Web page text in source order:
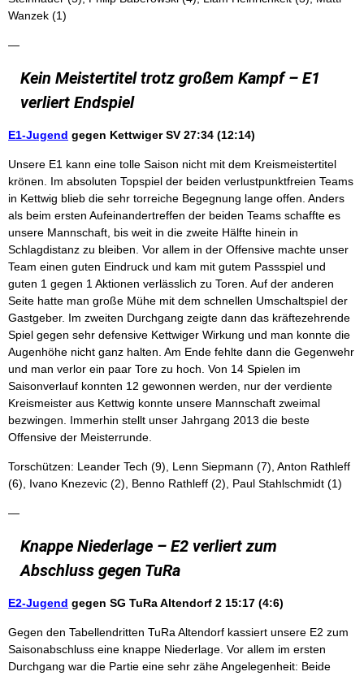
Wanzek (1)
—
Kein Meistertitel trotz großem Kampf – E1
verliert Endspiel
E1-Jugend gegen Kettwiger SV 27:34 (12:14)
Unsere E1 kann eine tolle Saison nicht mit dem Kreismeistertitel
krönen. Im absoluten Topspiel der beiden verlustpunktfreien Teams
in Kettwig blieb die sehr torreiche Begegnung lange offen. Anders
als beim ersten Aufeinandertreffen der beiden Teams schaffte es
unsere Mannschaft, bis weit in die zweite Hälfte hinein in
Schlagdistanz zu bleiben. Vor allem in der Offensive machte unser
Team einen guten Eindruck und kam mit gutem Passspiel und
guten 1 gegen 1 Aktionen verlässlich zu Toren. Auf der anderen
Seite hatte man große Mühe mit dem schnellen Umschaltspiel der
Gastgeber. Im zweiten Durchgang zeigte dann das kräftezehrende
Spiel gegen sehr defensive Kettwiger Wirkung und man konnte die
Augenhöhe nicht ganz halten. Am Ende fehlte dann die Gegenwehr
und man verlor ein paar Tore zu hoch. Von 14 Spielen im
Saisonverlauf konnten 12 gewonnen werden, nur der verdiente
Kreismeister aus Kettwig konnte unsere Mannschaft zweimal
bezwingen. Immerhin stellt unser Jahrgang 2013 die beste
Offensive der Meisterrunde.
Torschützen: Leander Tech (9), Lenn Siepmann (7), Anton Rathleff
(6), Ivano Knezevic (2), Benno Rathleff (2), Paul Stahlschmidt (1)
—
Knappe Niederlage – E2 verliert zum
Abschluss gegen TuRa
E2-Jugend gegen SG TuRa Altendorf 2 15:17 (4:6)
Gegen den Tabellendritten TuRa Altendorf kassiert unsere E2 zum
Saisonabschluss eine knappe Niederlage. Vor allem im ersten
Durchgang war die Partie eine sehr zähe Angelegenheit: Beide